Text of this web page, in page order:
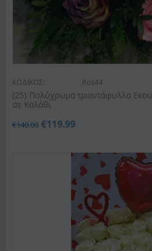
ΚΩΔΙΚΟΣ: Ros44
(25) Πολύχρωμα τριαντάφυλλα
σε Καλάθι
€140.00 €119.99